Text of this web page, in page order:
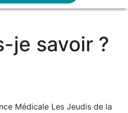
je savoir ?
Médicale Les Jeudis de la